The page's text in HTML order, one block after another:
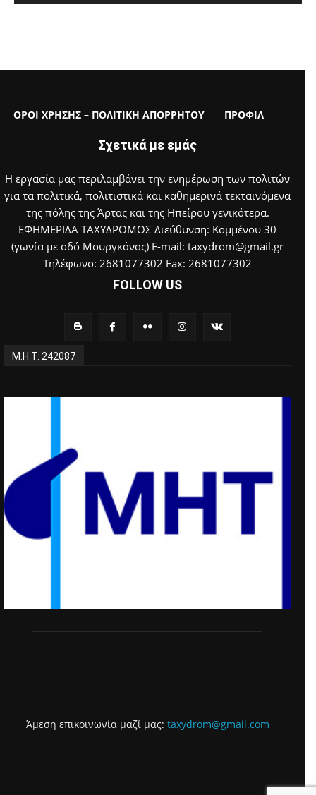
ΟΡΟΙ ΧΡΗΣΗΣ – ΠΟΛΙΤΙΚΗ ΑΠΟΡΡΗΤΟΥ ΠΡΟΦΙΛ
Σχετικά με εμάς
Η εργασία μας περιλαμβάνει την ενημέρωση των πολιτών
για τα πολιτικά, πολιτιστικά και καθημερινά τεκταινόμενα
της πόλης της Άρτας και της Ηπείρου γενικότερα.
ΕΦΗΜΕΡΙΔΑ ΤΑΧΥΔΡΟΜΟΣ Διεύθυνση: Κομμένου 30
(γωνία με οδό Μουργκάνας) E-mail: taxydrom@gmail.gr
Τηλέφωνο: 2681077302 Fax: 2681077302
FOLLOW US
Μ.Η.Τ. 242087
Άμεση επικοινωνία μαζί μας: taxydrom@gmail.com